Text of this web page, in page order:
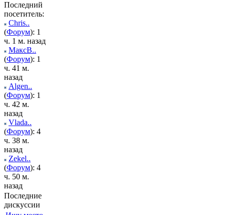
Последний
посетитель:
Chris..
(Форум): 1
ч. 1 м. назад
МаксВ..
(Форум): 1
ч. 41 м.
назад
Algen..
(Форум): 1
ч. 42 м.
назад
Vlada..
(Форум): 4
ч. 38 м.
назад
Zekel..
(Форум): 4
ч. 50 м.
назад
Последние
дискуссии